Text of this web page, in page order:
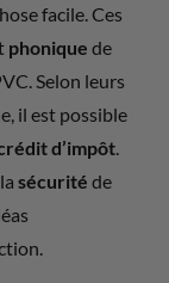
facile. Ces
phonique de
Selon leurs
il est possible
d’impôt
sécurité de